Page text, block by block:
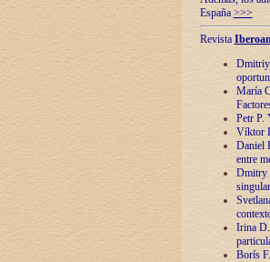
España >>>
Revista
Dmitriy
María
Petr P.
Víktor
Daniel
entre
Dmitry
Irina
Borís